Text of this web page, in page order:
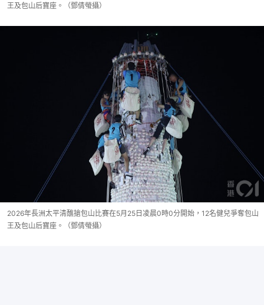
王及包山后寶座。（鄧倩螢攝）
2026年長洲太平清醮搶包山比賽在5月25日凌晨0時0分開始，12名健兒爭奪包山
王及包山后寶座。（鄧倩螢攝）